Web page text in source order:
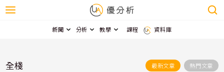
新聞 分析 教學 課程 資料庫
全棧 最新文章 熱門文章